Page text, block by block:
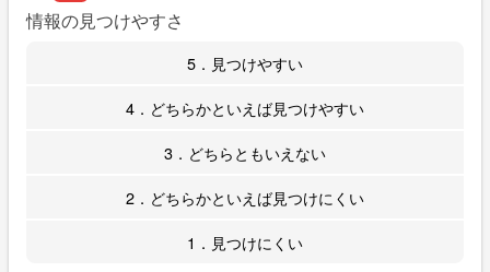
情報の見つけやすさ
5．見つけやすい
4．どちらかといえば見つけやすい
3．どちらともいえない
2．どちらかといえば見つけにくい
1．見つけにくい